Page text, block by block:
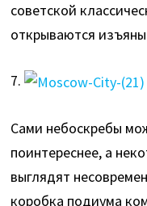
советской
открываются
7.
Сами небоскребы
поинтереснее, а
выглядят
коробка подиума